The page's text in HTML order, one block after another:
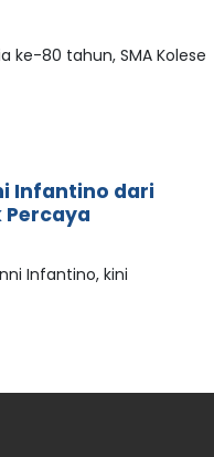
ke-80 tahun, SMA Kolese
Infantino dari
Percaya
Infantino, kini